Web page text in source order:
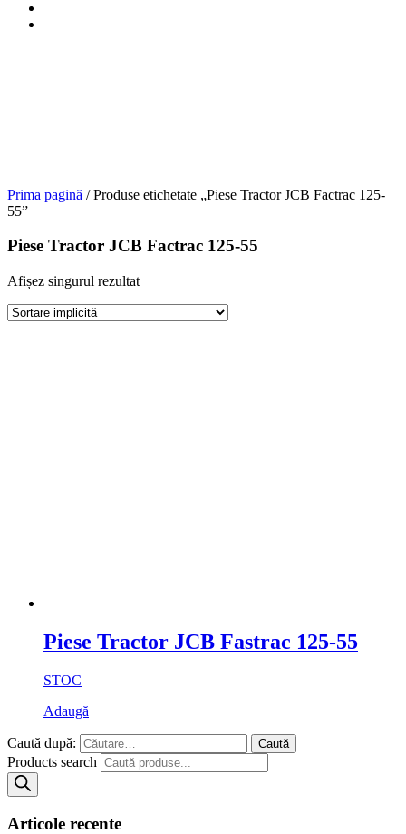
Prima pagină / Produse etichetate „Piese Tractor JCB Factrac 125-
55”
Piese Tractor JCB Factrac 125-55
Afișez singurul rezultat
Piese Tractor JCB Fastrac 125-55
STOC
Adaugă
Caută după:
Products search
Articole recente